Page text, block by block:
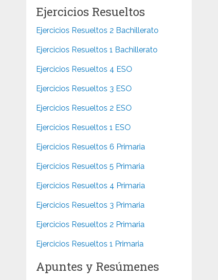
Ejercicios Resueltos
Ejercicios Resueltos 2 Bachillerato
Ejercicios Resueltos 1 Bachillerato
Ejercicios Resueltos 4 ESO
Ejercicios Resueltos 3 ESO
Ejercicios Resueltos 2 ESO
Ejercicios Resueltos 1 ESO
Ejercicios Resueltos 6 Primaria
Ejercicios Resueltos 5 Primaria
Ejercicios Resueltos 4 Primaria
Ejercicios Resueltos 3 Primaria
Ejercicios Resueltos 2 Primaria
Ejercicios Resueltos 1 Primaria
Apuntes y Resúmenes